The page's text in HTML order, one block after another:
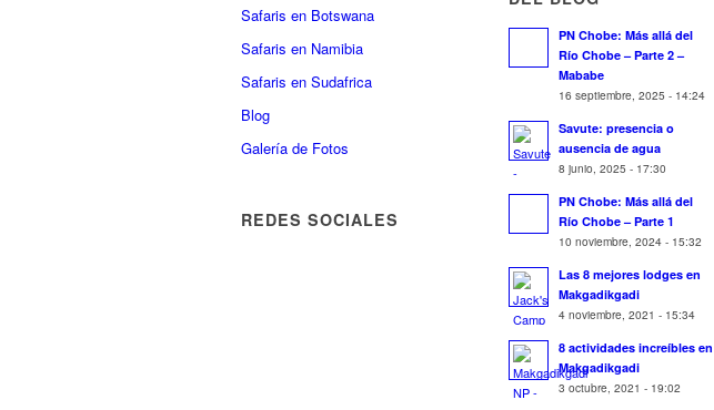
Safaris en Botswana
Safaris en Namibia
Safaris en Sudafrica
Blog
Galería de Fotos
REDES SOCIALES
PN Chobe: Más allá del
Río Chobe – Parte 2 –
Mababe
16 septiembre, 2025 - 14:24
Savute: presencia o
ausencia de agua
8 junio, 2025 - 17:30
PN Chobe: Más allá del
Río Chobe – Parte 1
10 noviembre, 2024 - 15:32
Las 8 mejores lodges en
Makgadikgadi
4 noviembre, 2021 - 15:34
8 actividades increíbles en
Makgadikgadi
3 octubre, 2021 - 19:02